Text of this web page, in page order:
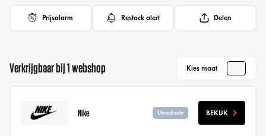
Prijsalarm Restock alert Delen
Verkrijgbaar bij 1 webshop Kies maat
Nike Uitverkocht BEKIJK